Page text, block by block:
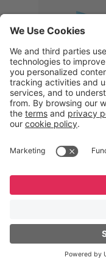
Memphis
CEO
uma
logística
verificar,
reintegrar